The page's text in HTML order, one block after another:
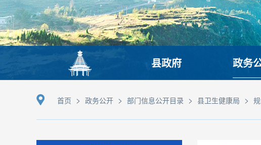
县政府 政务
首页 > 政务公开 > 部门信息公开目录 > 县卫生健康局 >